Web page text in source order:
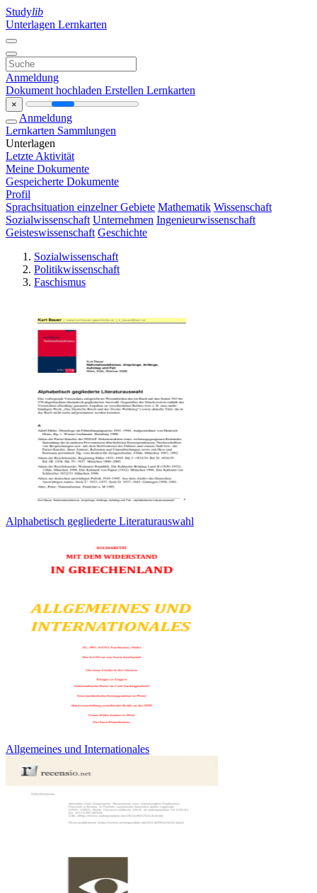
Studylib
Unterlagen Lernkarten
Anmeldung
Dokument hochladen Erstellen Lernkarten
×
Anmeldung
Lernkarten Sammlungen
Unterlagen
Letzte Aktivität
Meine Dokumente
Gespeicherte Dokumente
Profil
Sprachsituation einzelner Gebiete Mathematik Wissenschaft
Sozialwissenschaft Unternehmen Ingenieurwissenschaft
Geisteswissenschaft Geschichte
Sozialwissenschaft
Politikwissenschaft
Faschismus
Alphabetisch gegliederte Literaturauswahl
Allgemeines und Internationales